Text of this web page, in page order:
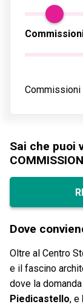
Sai che puoi
Dove
Oltre al Centro
e il fascino
dove la
Piedicastello, e